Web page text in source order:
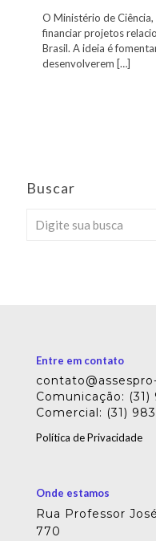
O Ministério de
financiar projetos
Brasil. A ideia é
desenvolverem […]
Buscar
Entre em contato
Comunicação: (31)
Comercial: (31)
Política de Privacidade
Onde estamos
Rua Professor
770